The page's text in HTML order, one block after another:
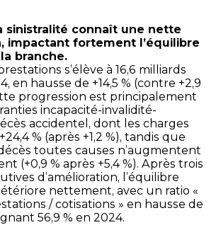
sinistralité connaît une nette
impactant fortement l’équilibre
branche.
s’élève à 16,6 milliards
en hausse de +14,5 % (contre +2,9
progression est principalement
incapacité-invalidité-
accidentel, dont les charges
% (après +1,2 %), tandis que
toutes causes n’augmentent
(+0,9 % après +5,4 %). Après trois
d’amélioration, l’équilibre
nettement, avec un ratio «
/ cotisations » en hausse de
56,9 % en 2024.